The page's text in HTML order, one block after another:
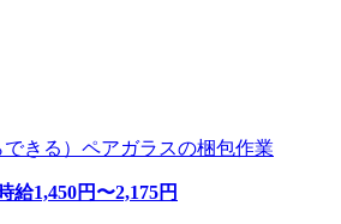
できる）ペアガラスの梱包作業
給1,450円〜2,175円